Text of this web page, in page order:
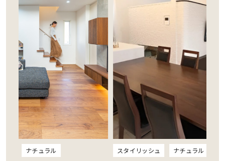
スタイリッシュ ナチュラル
モダン
スタイリ